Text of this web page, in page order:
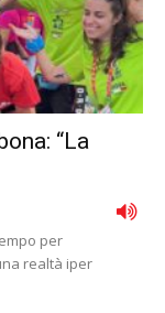
“La
per
realtà iper